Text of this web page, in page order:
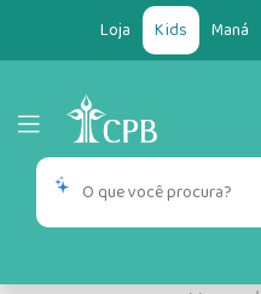
Loja Kids Maná